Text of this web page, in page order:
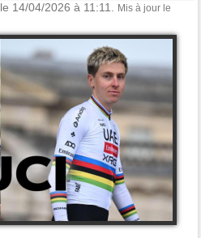
le 14/04/2026 à 11:11.
Mis à jour le